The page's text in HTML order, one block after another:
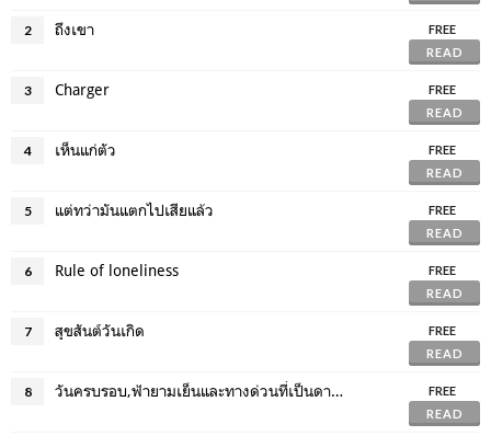
2 ถึงเขา
FREE
READ
3 Charger
FREE
READ
4 เห็นแก่ตัว
FREE
READ
5 แต่ทว่ามันแตกไปเสียแล้ว
FREE
READ
6 Rule of loneliness
FREE
READ
7 สุขสันต์วันเกิด
FREE
READ
8 วันครบรอบ,ฟ้ายามเย็นและทางด่วนที่เป็นดาดฟ้า
FREE
READ